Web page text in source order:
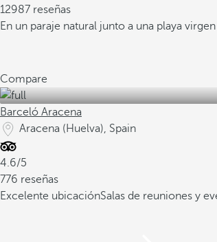
12987 reseñas
En un paraje natural junto a una playa
Compare
Barceló Aracena
Aracena (Huelva), Spain
4.6/5
776 reseñas
Excelente ubicaciónSalas de reuniones y